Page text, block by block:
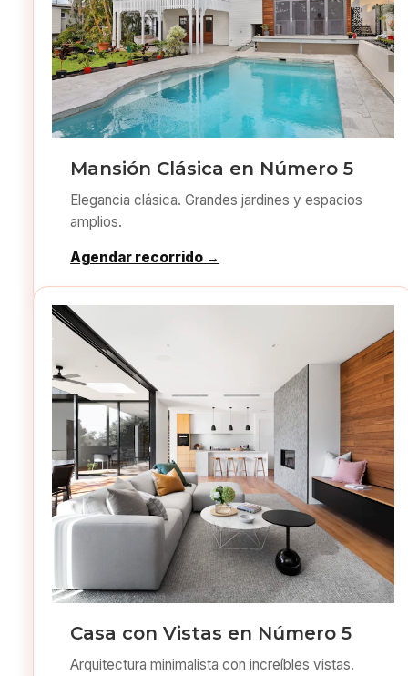
Mansión Clásica en Número 5
Elegancia clásica. Grandes jardines y espacios
amplios.
Agendar recorrido →
Casa con Vistas en Número 5
Arquitectura minimalista con increíbles vistas.